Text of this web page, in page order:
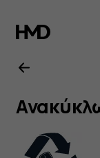
Nokia
8.1